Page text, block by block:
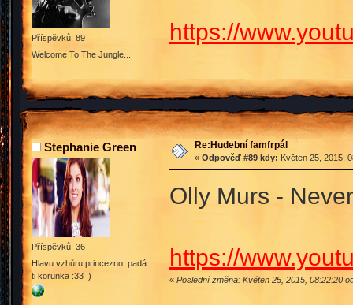
Příspěvků: 89
Welcome To The Jungle...
https://
Stephanie Green
Příspěvků: 36
Hlavu vzhůru princezno, padá
ti korunka :33 :)
Re:Hudební famfrpál
« Odpověď #89 kdy: Květen 25, 2015,
Olly Murs -
https://
« Poslední změna: Květen 25, 2015, 08:22:20